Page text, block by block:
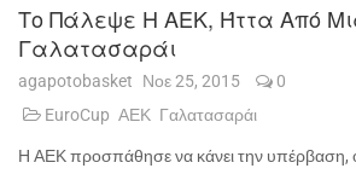
Το Πάλεψε Η ΑΕΚ, Ήττα Από
Γαλατασαράι
agapotobasket Νοε 25, 2015
0
EuroCup ΑΕΚ Γαλατασαράι
Η ΑΕΚ προσπάθησε να κάνει την υπέρβαση,